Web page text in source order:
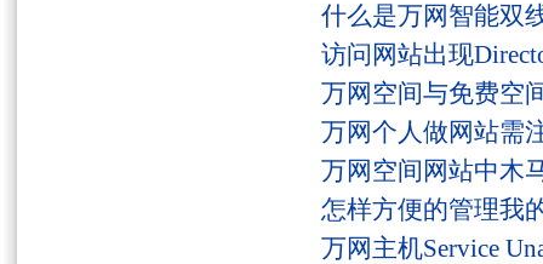
什么是万网智能双
访问网站出现
万网空间与免费空
万网个人做网站需
万网空间网站中木
怎样方便的管理我
万网主机Service